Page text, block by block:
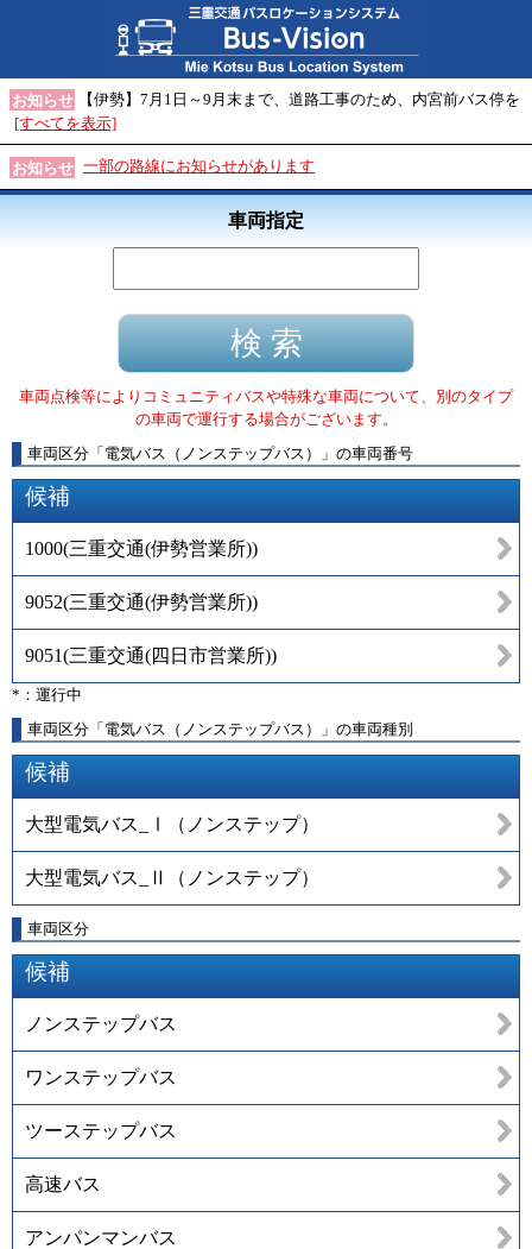
お知らせ
【伊勢】7月1日～9月末まで、道路工事のため、内宮前バス停を
[すべてを表示]
お知らせ 一部の路線にお知らせがあります
車両指定
車両点検等によりコミュニティバスや特殊な車両について、別のタイプ
の車両で運行する場合がございます。
車両区分 「 電気バス（ノンステップバス） 」 の車両番号
候補
1000(三重交通(伊勢営業所))
9052(三重交通(伊勢営業所))
9051(三重交通(四日市営業所))
*：運行中
車両区分「電気バス（ノンステップバス）」の車両種別
候補
大型電気バス_Ⅰ（ノンステップ）
大型電気バス_Ⅱ（ノンステップ）
車両区分
候補
ノンステップバス
ワンステップバス
ツーステップバス
高速バス
アンパンマンバス